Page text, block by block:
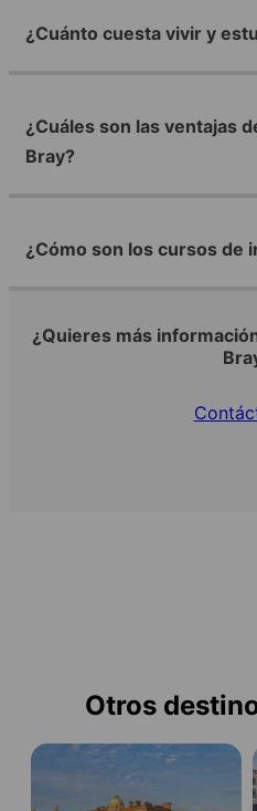
¿Cuánto cuesta vivir y
¿Cuáles son las ventajas
Bray?
¿Cómo son los cursos de
¿Quieres más
Otros